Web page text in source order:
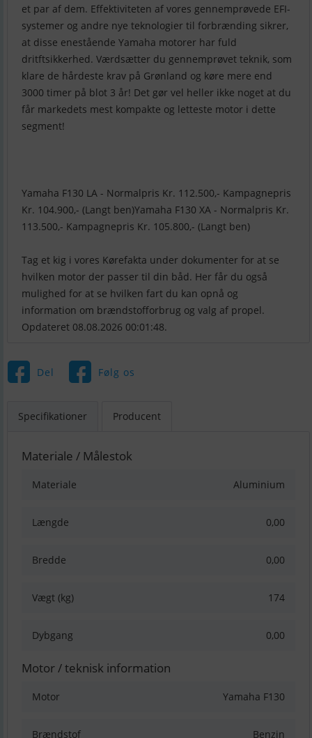
et par af dem. Effektiviteten af vores gennemprøvede EFI-
systemer og andre nye teknologier til forbrænding sikrer,
at disse enestående Yamaha motorer har fuld
dritftsikkerhed. Værdsætter du gennemprøvet teknik, som
klare de hårdeste krav på Grønland og køre mere end
3000 timer på blot 3 år! Det gør vel heller ikke noget at du
får markedets mest kompakte og letteste motor i dette
segment!
Yamaha F130 LA - Normalpris Kr. 112.500,- Kampagnepris
Kr. 104.900,- (Langt ben)Yamaha F130 XA - Normalpris Kr.
113.500,- Kampagnepris Kr. 105.800,- (Langt ben)
Tag et kig i vores Kørefakta under dokumenter for at se
hvilken motor der passer til din båd. Her får du også
mulighed for at se hvilken fart du kan opnå og
information om brændstofforbrug og valg af propel.
Opdateret 08.08.2026 00:01:48.
Del Følg os
Specifikationer Producent
Materiale / Målestok
Materiale Aluminium
Længde 0,00
Bredde 0,00
Vægt (kg) 174
Dybgang 0,00
Motor / teknisk information
Motor Yamaha F130
Brændstof Benzin